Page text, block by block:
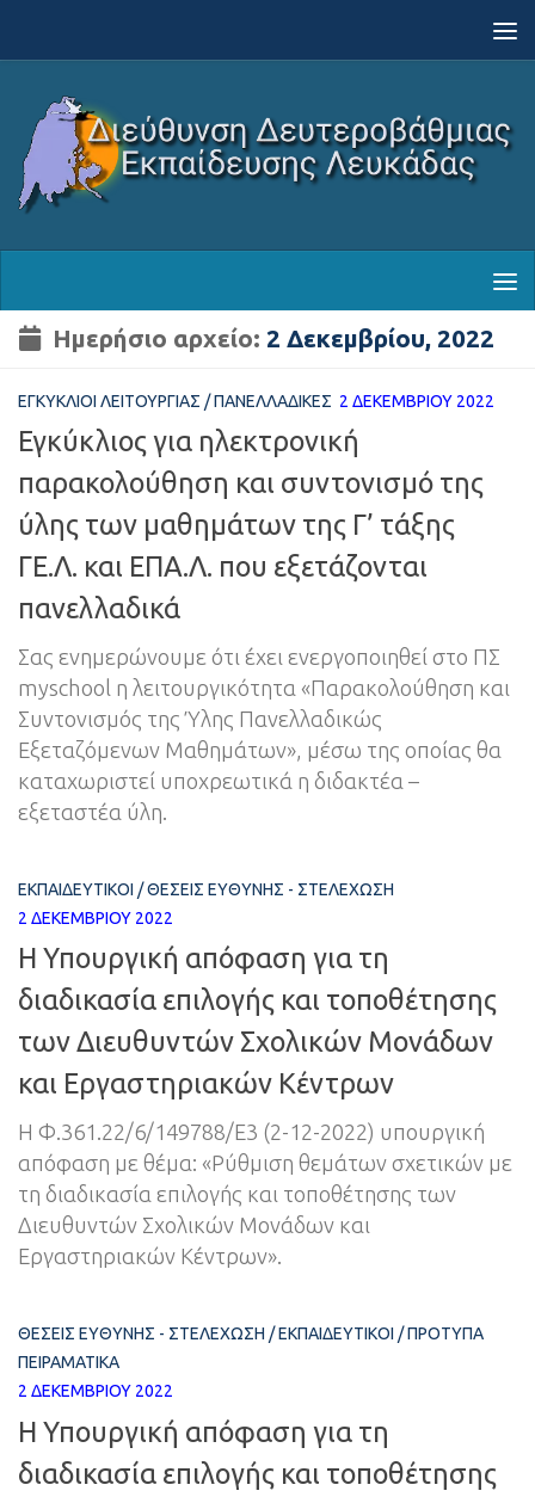
Ημερήσιο αρχείο: 2 Δεκεμβρίου, 2022
ΕΓΚΎΚΛΙΟΙ ΛΕΙΤΟΥΡΓΊΑΣ /ΠΑΝΕΛΛΑΔΙΚΈΣ 2 ΔΕΚΕΜΒΡΊΟΥ 2022
Εγκύκλιος για ηλεκτρονική
παρακολούθηση και συντονισμό της
ύλης των μαθημάτων της Γ’ τάξης
ΓΕ.Λ. και ΕΠΑ.Λ. που εξετάζονται
πανελλαδικά
Σας ενημερώνουμε ότι έχει ενεργοποιηθεί στο ΠΣ
myschool η λειτουργικότητα «Παρακολούθηση και
Συντονισμός της Ύλης Πανελλαδικώς
Εξεταζόμενων Μαθημάτων», μέσω της οποίας θα
καταχωριστεί υποχρεωτικά η διδακτέα –
εξεταστέα ύλη.
ΕΚΠΑΙΔΕΥΤΙΚΟΊ /ΘΈΣΕΙΣ ΕΥΘΎΝΗΣ - ΣΤΕΛΈΧΩΣΗ
2 ΔΕΚΕΜΒΡΊΟΥ 2022
Η Υπουργική απόφαση για τη
διαδικασία επιλογής και τοποθέτησης
των Διευθυντών Σχολικών Μονάδων
και Εργαστηριακών Κέντρων
Η Φ.361.22/6/149788/Ε3 (2-12-2022) υπουργική
απόφαση με θέμα: «Ρύθμιση θεμάτων σχετικών με
τη διαδικασία επιλογής και τοποθέτησης των
Διευθυντών Σχολικών Μονάδων και
Εργαστηριακών Κέντρων».
ΘΈΣΕΙΣ ΕΥΘΎΝΗΣ - ΣΤΕΛΈΧΩΣΗ /ΕΚΠΑΙΔΕΥΤΙΚΟΊ /ΠΡΌΤΥΠΑ
ΠΕΙΡΑΜΑΤΙΚΆ
2 ΔΕΚΕΜΒΡΊΟΥ 2022
Η Υπουργική απόφαση για τη
διαδικασία επιλογής και τοποθέτησης